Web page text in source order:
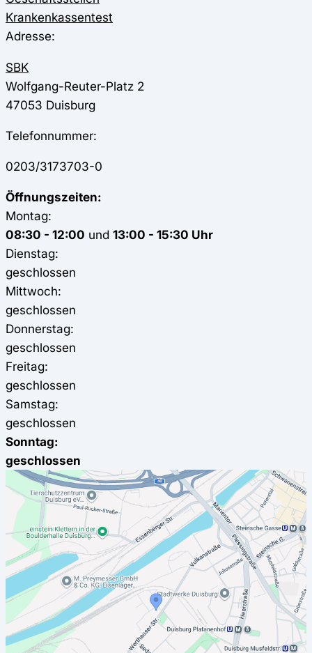
Krankenkassentest
Adresse:
SBK
Wolfgang-Reuter-Platz 2
47053 Duisburg
Telefonnummer:
0203/3173703-0
Öffnungszeiten:
Montag:
08:30 - 12:00 und 13:00 - 15:30 Uhr
Dienstag:
geschlossen
Mittwoch:
geschlossen
Donnerstag:
geschlossen
Freitag:
geschlossen
Samstag:
geschlossen
Sonntag:
geschlossen